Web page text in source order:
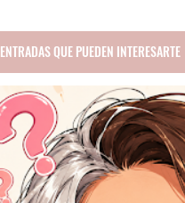
ENTRADAS QUE PUEDEN INTERESARTE